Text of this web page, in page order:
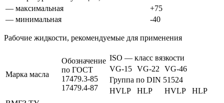
— максимальная
+75
— минимальная
-40
Рабочие жидкости, рекомендуемые для применения
Марка масла
Обозначение
по ГОСТ
17479.3-85
17479.4-87
ISO — класс вязкости
VG-15 VG-22
VG-46
Группа по DIN 51524
HVLP
HLP HVLP
HLP